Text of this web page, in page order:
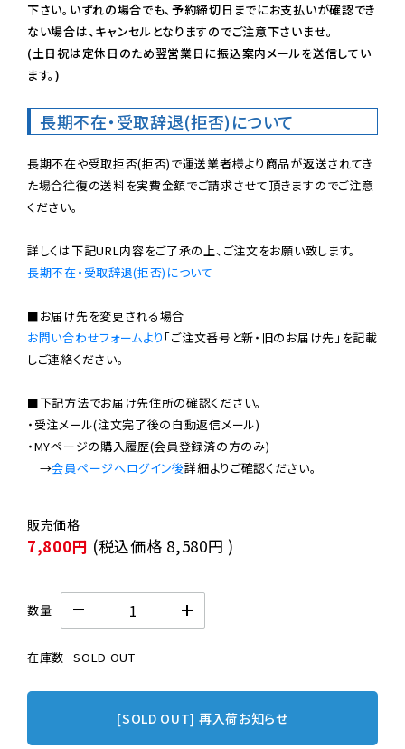
下さい。いずれの場合でも、予約締切日までにお支払いが確認でき
ない場合は、キャンセルとなりますのでご注意下さいませ。
(土日祝は定休日のため翌営業日に振込案内メールを送信してい
ます。)
長期不在・受取辞退(拒否)について
長期不在や受取拒否(拒否)で運送業者様より商品が返送されてき
た場合往復の送料を実費金額でご請求させて頂きますのでご注意
ください。
長期不在・受取辞退(拒否)について
お問い合わせフォームより 「ご注文番号と新・旧のお届け先」を記載
しご連絡ください。
■下記方法でお届け先住所の確認ください。
・受注メール(注文完了後の自動返信メール)
・MYページの購入履歴(会員登録済の方のみ)
→会員ページへログイン後
7,800円 (税込価格 8,580円 )
数量
在庫数 SOLD OUT
[SOLD OUT] 再入荷お知らせ